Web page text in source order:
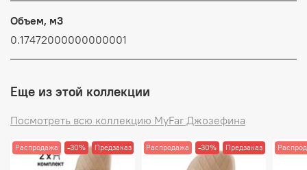
Объем, м3
0.17472000000000001
Еще из этой коллекции
Посмотреть всю коллекцию MyFar Джозефина
Распродажа -30% Предзаказ Распродажа -30% Предзаказ